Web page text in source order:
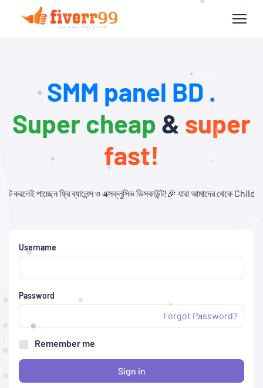
SMM panel BD .
Super cheap & super
fast!
ডিসকাউন্ট!🎉 যারা আমাদের থেকে Child Panel নিবেন এবং API
Username
Password
Forgot Password?
Remember me
Sign in